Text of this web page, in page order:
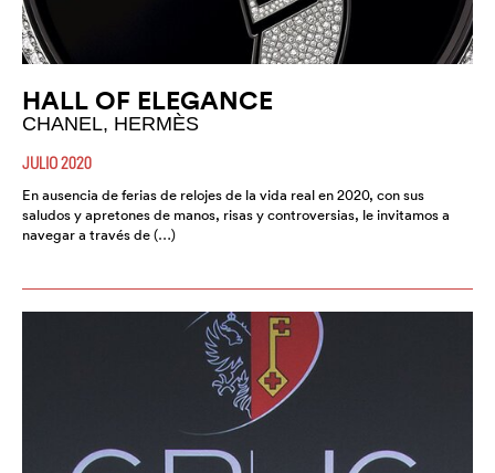
HALL OF ELEGANCE
CHANEL, HERMÈS
JULIO 2020
En ausencia de ferias de relojes de la vida real en 2020, con sus
saludos y apretones de manos, risas y controversias, le invitamos a
navegar a través de (…)